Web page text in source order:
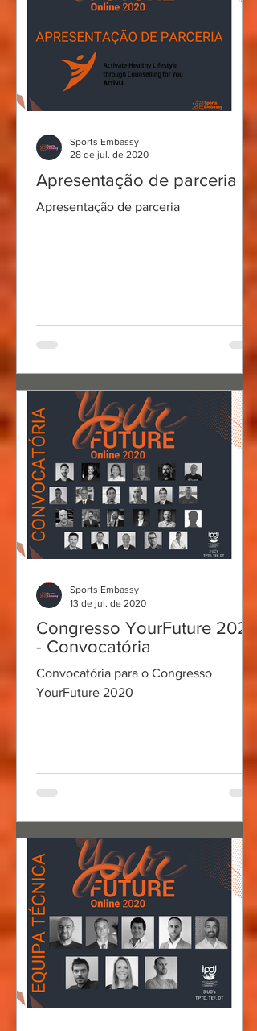
Apresentação de parceria
Apresentação de parceria
Sports Embassy
28 de jul. de 2020
Congresso YourFuture 2020
- Convocatória
Convocatória para o Congresso
YourFuture 2020
Sports Embassy
13 de jul. de 2020